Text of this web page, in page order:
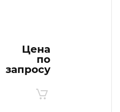
Цена
по
запросу